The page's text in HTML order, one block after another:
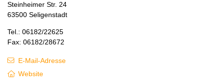
Steinheimer Str. 24
63500 Seligenstadt
Tel.: 06182/22625
Fax: 06182/28672
E-Mail-Adresse
Website